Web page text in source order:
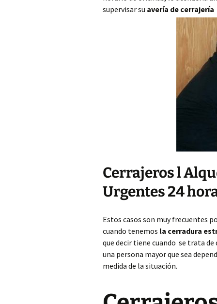
Cerrajero Benagéber
supervisar su avería de cerrajería
Cerrajeros l
Urgentes 24
Estos casos son muy frecuentes
cuando tenemos la cerradura
que decir tiene cuando se trata de
una persona mayor que sea
medida de la situación.